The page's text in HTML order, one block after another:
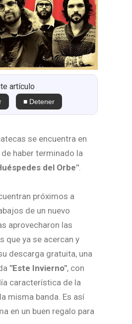
artículo
■ Detener
se encuentra en
haber terminado la
del Orbe".
próximos a
de un nuevo
aprovecharon las
que ya se acercan y
descarga gratuita, una
"Este Invierno", con
característica de la
misma banda. Es así
en un buen regalo para